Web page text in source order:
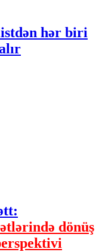
hər biri
dönüş